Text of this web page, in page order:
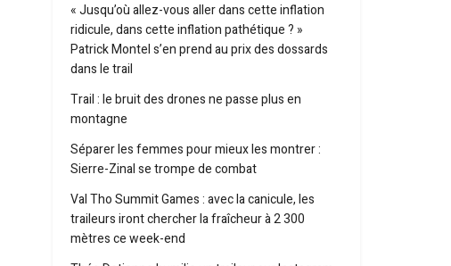
« Jusqu’où allez-vous aller dans cette inflation
ridicule, dans cette inflation pathétique ? »
Patrick Montel s’en prend au prix des dossards
dans le trail
Trail : le bruit des drones ne passe plus en
montagne
Séparer les femmes pour mieux les montrer :
Sierre-Zinal se trompe de combat
Val Tho Summit Games : avec la canicule, les
traileurs iront chercher la fraîcheur à 2 300
mètres ce week-end